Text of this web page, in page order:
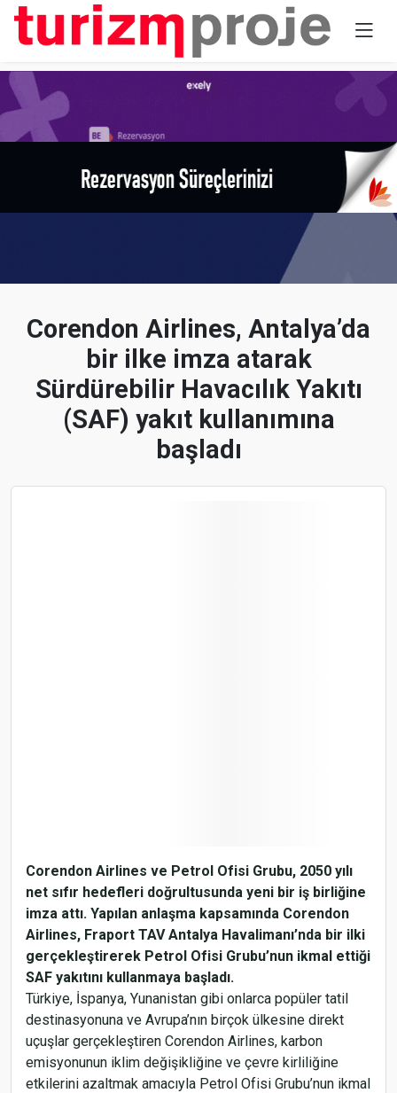
Corendon Airlines, Antalya’da
bir ilke imza atarak
Sürdürebilir Havacılık Yakıtı
(SAF) yakıt kullanımına
başladı
Corendon Airlines ve Petrol Ofisi Grubu, 2050 yılı
net sıfır hedefleri doğrultusunda yeni bir iş birliğine
imza attı. Yapılan anlaşma kapsamında Corendon
Airlines, Fraport TAV Antalya Havalimanı’nda bir ilki
gerçekleştirerek Petrol Ofisi Grubu’nun ikmal ettiği
SAF yakıtını kullanmaya başladı.
Türkiye, İspanya, Yunanistan gibi onlarca popüler tatil
destinasyonuna ve Avrupa’nın birçok ülkesine direkt
uçuşlar gerçekleştiren Corendon Airlines, karbon
emisyonunun iklim değişikliğine ve çevre kirliliğine
etkilerini azaltmak amacıyla Petrol Ofisi Grubu’nun ikmal